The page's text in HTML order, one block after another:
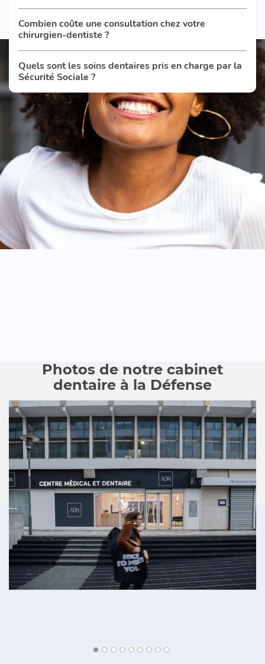
Combien coûte une consultation chez votre
chirurgien-dentiste ?
Quels sont les soins dentaires pris en charge par la
Sécurité Sociale ?
Photos de notre cabinet
dentaire à la Défense